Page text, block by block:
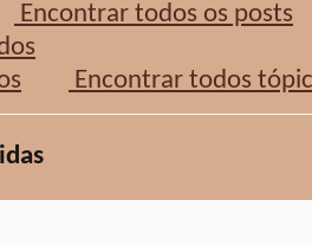
Encontrar todos os posts
Encontrar todos